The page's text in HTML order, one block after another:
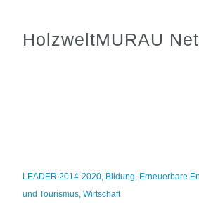
HolzweltMURAU
LEADER 2014-2020, Bildung, Erneuerbare
und Tourismus,Wirtschaft